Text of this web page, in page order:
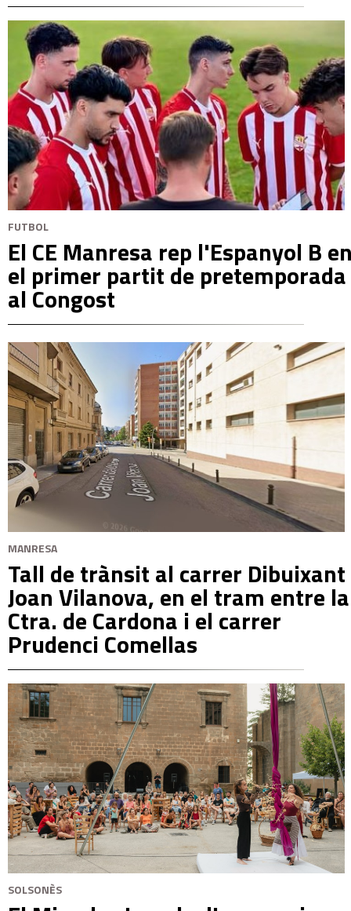
FUTBOL
El CE Manresa rep l'Espanyol B
el primer partit de pretemporada
al Congost
MANRESA
Tall de trànsit al carrer Dibuixant
Joan Vilanova, en el tram entre la
Ctra. de Cardona i el carrer
Prudenci Comellas
SOLSONÈS